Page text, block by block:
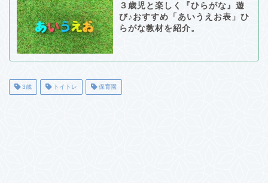
３歳児と楽しく『ひらがな』遊
び♪おすすめ「あいうえお表」ひ
らがな教材を紹介。
3歳 トイトレ 保育園